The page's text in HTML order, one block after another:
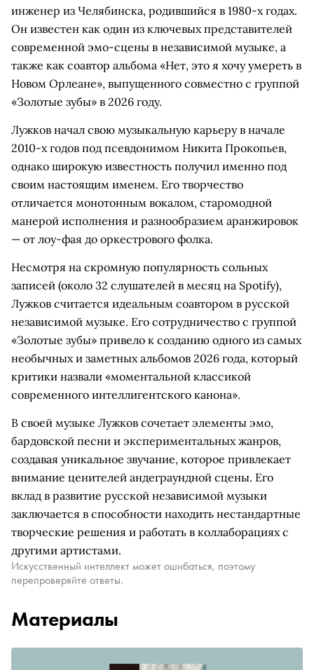
инженер из Челябинска, родившийся в 1980-х годах.
Он известен как один из ключевых представителей
современной эмо-сцены в независимой музыке, а
также как соавтор альбома «Нет, это я хочу умереть в
Новом Орлеане», выпущенного совместно с группой
«Золотые зубы» в 2026 году.
Лужков начал свою музыкальную карьеру в начале
2010-х годов под псевдонимом Никита Прокопьев,
однако широкую известность получил именно под
своим настоящим именем. Его творчество
отличается монотонным вокалом, старомодной
манерой исполнения и разнообразием аранжировок
— от лоу-фая до оркестрового фолка.
Несмотря на скромную популярность сольных
записей (около 32 слушателей в месяц на Spotify),
Лужков считается идеальным соавтором в русской
независимой музыке. Его сотрудничество с группой
«Золотые зубы» привело к созданию одного из самых
необычных и заметных альбомов 2026 года, который
критики назвали «моментальной классикой
современного интеллигентского канона».
В своей музыке Лужков сочетает элементы эмо,
бардовской песни и экспериментальных жанров,
создавая уникальное звучание, которое привлекает
внимание ценителей андеграундной сцены. Его
вклад в развитие русской независимой музыки
заключается в способности находить нестандартные
творческие решения и работать в коллаборациях с
другими артистами.
Искусственный интеллект может ошибаться, поэтому
перепроверяйте ответы.
Материалы